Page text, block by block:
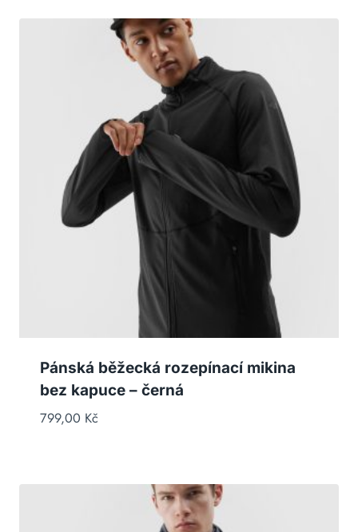
Pánská běžecká rozepínací mikina
bez kapuce – černá
799,00 Kč